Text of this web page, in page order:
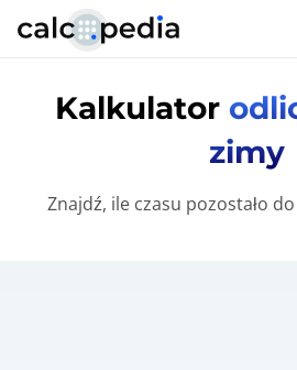
Kalkulator
zimy
Znajdź, ile czasu pozostało